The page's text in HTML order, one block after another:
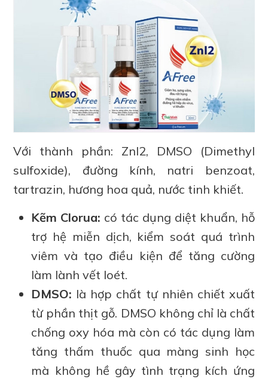
Với thành phần: ZnI2, DMSO (Dimethyl
sulfoxide), đường kính, natri benzoat,
tartrazin, hương hoa quả, nước tinh khiết.
Kẽm Clorua: có tác dụng diệt khuẩn, hỗ
trợ hệ miễn dịch, kiểm soát quá trình
viêm và tạo điều kiện để tăng cường
làm lành vết loét.
DMSO: là hợp chất tự nhiên chiết xuất
từ phần thịt gỗ. DMSO không chỉ là chất
chống oxy hóa mà còn có tác dụng làm
tăng thấm thuốc qua màng sinh học
mà không hề gây tình trạng kích ứng